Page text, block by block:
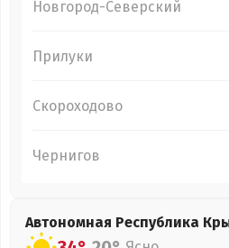
Новгород-Северский
Прилуки
Скороходово
Чернигов
Автономная Республика